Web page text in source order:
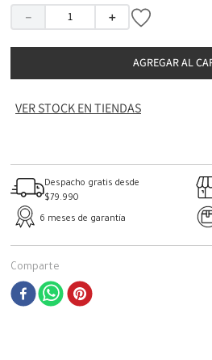
＋
－
AGREGAR AL
VER STOCK EN TIENDAS
Despacho gratis desde
$79.990
6 meses de garantía
Comparte